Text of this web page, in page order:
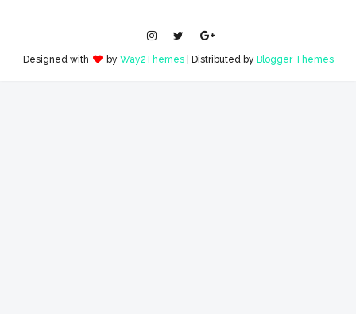
Designed with by Way2Themes| Distributed by Blogger Themes